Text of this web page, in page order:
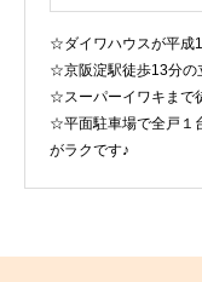
☆ダイワハウスが平成
☆京阪淀駅徒歩13分の
☆スーパーイワキまで
☆平面駐車場で全戸１
がラクです♪